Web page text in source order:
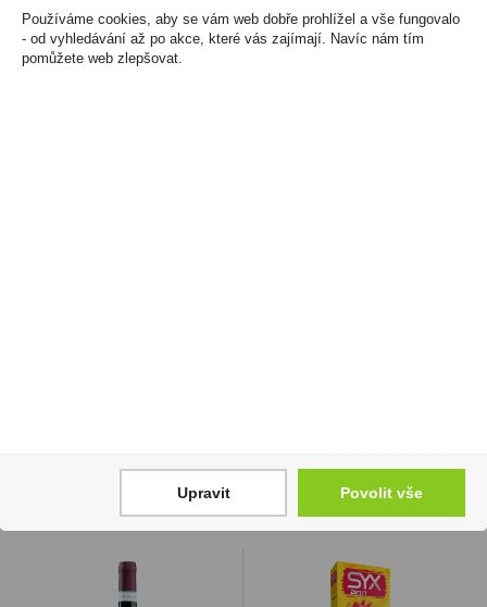
Používáme cookies, aby se vám web dobře prohlížel a vše fungovalo
- od vyhledávání až po akce, které vás zajímají. Navíc nám tím
pomůžete web zlepšovat.
Upravit Povolit vše